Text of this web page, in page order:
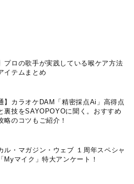
も
プロの歌手が実践している喉ケア⽅法
イテムまとめ
】カラオケDAM「精密採点Ai」高得点
裏技をSAYOPOYOに聞く。おすすめ
略のコツもご紹介！
ル・マガジン・ウェブ １周年スペシャ
Myマイク」特大アンケート！